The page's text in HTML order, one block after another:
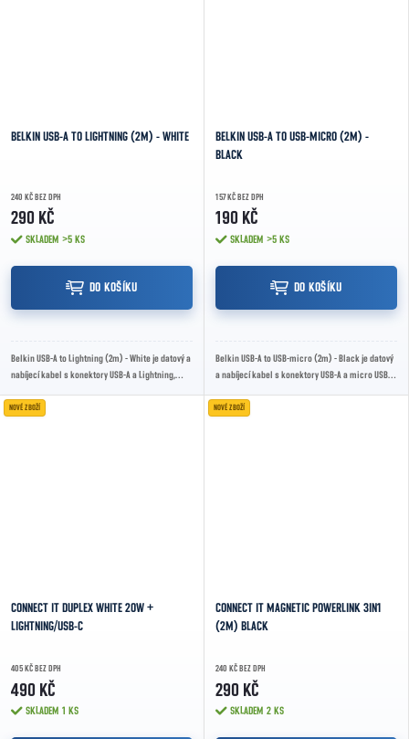
BELKIN USB-A TO LIGHTNING (2M) - WHITE
240 KČ BEZ DPH
290 KČ
SKLADEM >5 KS
DO KOŠÍKU
Belkin USB-A to Lightning (2m) - White je datový a
nabíjecí kabel s konektory USB-A a Lightning,
BELKIN USB-A TO USB-MICRO (2M) -
BLACK
157 KČ BEZ DPH
190 KČ
SKLADEM >5 KS
DO KOŠÍKU
Belkin USB-A to USB-micro (2m) - Black je datový
a nabíjecí kabel s konektory USB-A a micro USB,
NOVÉ ZBOŽÍ
CONNECT IT DUPLEX WHITE 20W +
LIGHTNING/USB-C
405 KČ BEZ DPH
490 KČ
SKLADEM 1 KS
NOVÉ ZBOŽÍ
CONNECT IT MAGNETIC POWERLINK 3IN1
(2M) BLACK
240 KČ BEZ DPH
290 KČ
SKLADEM 2 KS